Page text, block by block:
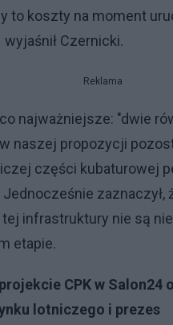
to koszty na moment
wyjaśnił Czernicki.
Reklama
co najważniejsze: "dwie
naszej propozycji
części kubaturowej
Jednocześnie zaznaczył,
infrastruktury nie są
etapie.
CPK w Salon24
lotniczego i prezes